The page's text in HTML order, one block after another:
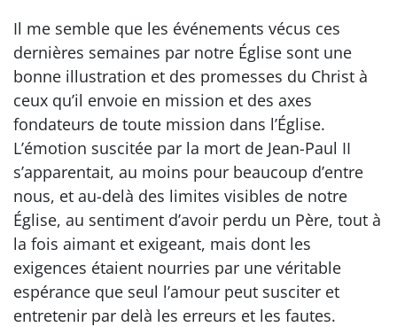
Il me semble que les événements vécus ces
dernières semaines par notre Église sont une
bonne illustration et des promesses du Christ à
ceux qu’il envoie en mission et des axes
fondateurs de toute mission dans l’Église.
L’émotion suscitée par la mort de Jean-Paul II
s’apparentait, au moins pour beaucoup d’entre
nous, et au-delà des limites visibles de notre
Église, au sentiment d’avoir perdu un Père, tout à
la fois aimant et exigeant, mais dont les
exigences étaient nourries par une véritable
espérance que seul l’amour peut susciter et
entretenir par delà les erreurs et les fautes.